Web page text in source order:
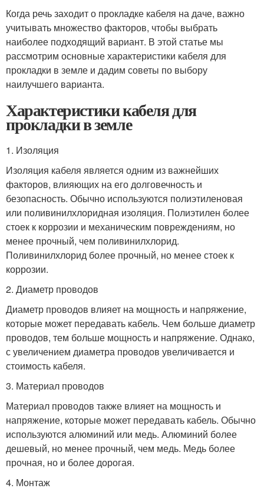
Когда речь заходит о прокладке кабеля на даче, важно
учитывать множество факторов, чтобы выбрать
наиболее подходящий вариант. В этой статье мы
рассмотрим основные характеристики кабеля для
прокладки в земле и дадим советы по выбору
наилучшего варианта.
Характеристики кабеля для
прокладки в земле
1. Изоляция
Изоляция кабеля является одним из важнейших
факторов, влияющих на его долговечность и
безопасность. Обычно используются полиэтиленовая
или поливинилхлоридная изоляция. Полиэтилен более
стоек к коррозии и механическим повреждениям, но
менее прочный, чем поливинилхлорид.
Поливинилхлорид более прочный, но менее стоек к
коррозии.
2. Диаметр проводов
Диаметр проводов влияет на мощность и напряжение,
которые может передавать кабель. Чем больше диаметр
проводов, тем больше мощность и напряжение. Однако,
с увеличением диаметра проводов увеличивается и
стоимость кабеля.
3. Материал проводов
Материал проводов также влияет на мощность и
напряжение, которые может передавать кабель. Обычно
используются алюминий или медь. Алюминий более
дешевый, но менее прочный, чем медь. Медь более
прочная, но и более дорогая.
4. Монтаж